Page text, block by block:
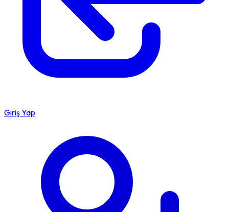
Giriş Yap